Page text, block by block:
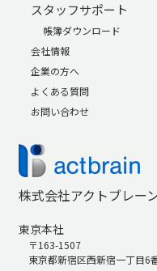
スタッフサポート
帳簿ダウンロード
会社情報
企業の方へ
よくある質問
お問い合わせ
株式会社アクトブレー
東京本社
〒163-1507
東京都新宿区西新宿一丁目6